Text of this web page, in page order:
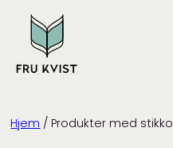
content
Hjem / Produkter med